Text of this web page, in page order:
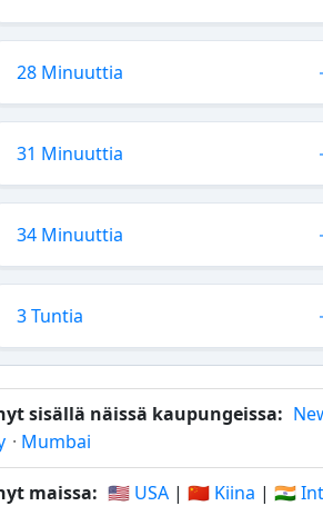
28 Minuuttia
31 Minuuttia
34 Minuuttia
3 Tuntia
sisällä näissä kaupungeissa:
· Mumbai
maissa: 🇺🇸 USA | 🇨🇳 Kiina | 🇮🇳